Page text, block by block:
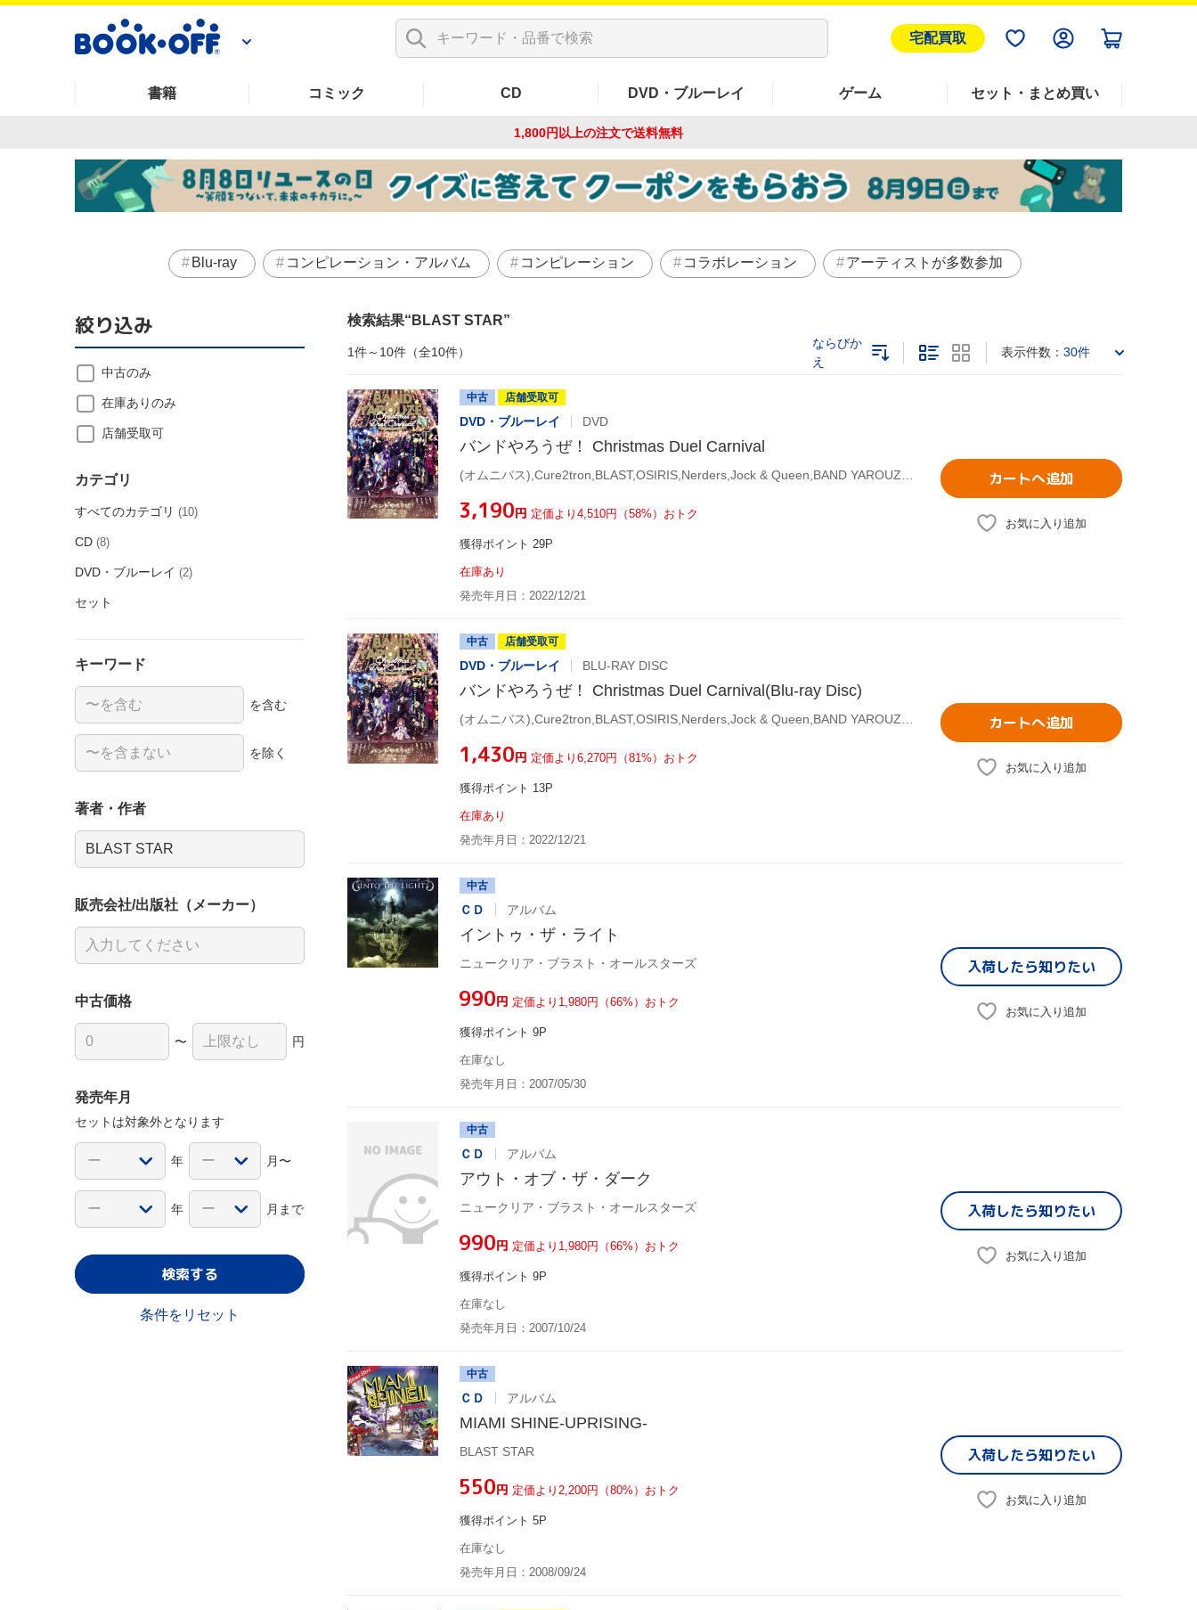
宅配買取
書籍 コミック CD DVD・ブルーレイ ゲーム セット・まとめ買い
1,800円以上の注文で送料無料
Blu-ray コンピレーション・アルバム コンピレーション コラボレーション アーティストが多数参加
検索結果 BLAST STAR
1件～10件（全10件）
ならびか
え
表示件数： 30件
中古 店舗受取可
DVD・ブルーレイ DVD
バンドやろうぜ！ Christmas Duel Carnival
¥3,190円 定価より4,510円（58%）おトク
獲得ポイント 29P
在庫あり
発売年月日：2022/12/21
カートへ追加
お気に入り追加
中古 店舗受取可
DVD・ブルーレイ BLU-RAY DISC
バンドやろうぜ！ Christmas Duel Carnival(Blu-ray Disc)
¥1,430円 定価より6,270円（81%）おトク
獲得ポイント 13P
在庫あり
発売年月日：2022/12/21
カートへ追加
お気に入り追加
中古
ＣＤ アルバム
イントゥ・ザ・ライト
ニュークリア・ブラスト・オールスターズ
¥990円 定価より1,980円（66%）おトク
獲得ポイント 9P
在庫なし
発売年月日：2007/05/30
入荷したら知りたい
お気に入り追加
中古
ＣＤ アルバム
アウト・オブ・ザ・ダーク
ニュークリア・ブラスト・オールスターズ
¥990円 定価より1,980円（66%）おトク
獲得ポイント 9P
在庫なし
発売年月日：2007/10/24
入荷したら知りたい
お気に入り追加
中古
ＣＤ アルバム
MIAMI SHINE-UPRISING-
BLAST STAR
¥550円 定価より2,200円（80%）おトク
獲得ポイント 5P
在庫なし
発売年月日：2008/09/24
入荷したら知りたい
お気に入り追加
絞り込み
中古のみ
在庫ありのみ
店舗受取可
カテゴリ
すべてのカテゴリ (10)
CD (8)
DVD・ブルーレイ (2)
セット
キーワード
を含む
を除く
著者・作者
販売会社/出版社（メーカー）
中古価格
〜 円
発売年月
セットは対象外となります
年 月〜
年 月まで
検索する
条件をリセット